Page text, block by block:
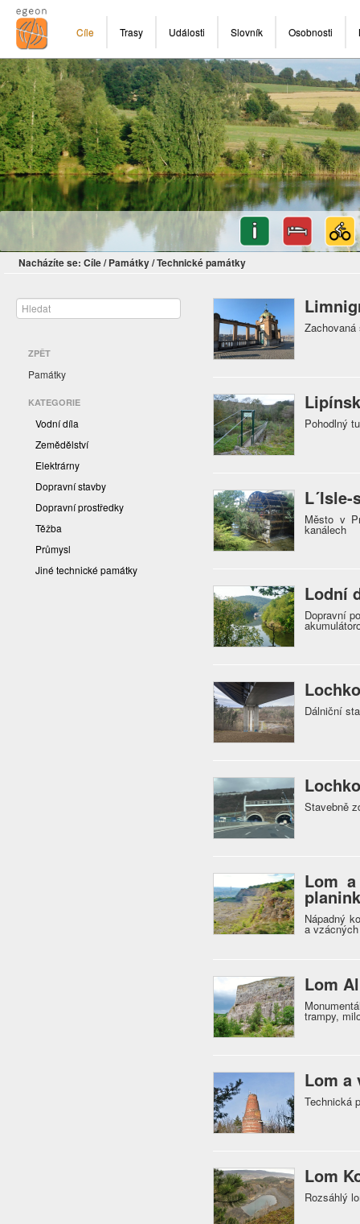
Cíle Trasy Události Slovník Osobnosti
Nacházíte se: Cíle/ Památky/Technické památky
ZPĚT
Památky
KATEGORIE
Vodní díla
Zemědělství
Elektrárny
Dopravní stavby
Dopravní prostředky
Těžba
Průmysl
Jiné technické památky
Pohodlný
Město v
kanálech
Lodní
Dopravní
Dálniční
Stavebně
Lom
Nápadný
a
Lom
trampy,
Lom a
Technická
Lom
Rozsáhlý